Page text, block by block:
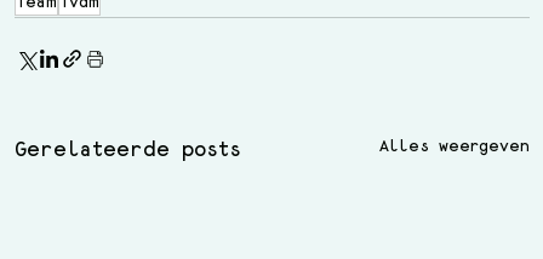
Gerelateerde posts Alles weergeven